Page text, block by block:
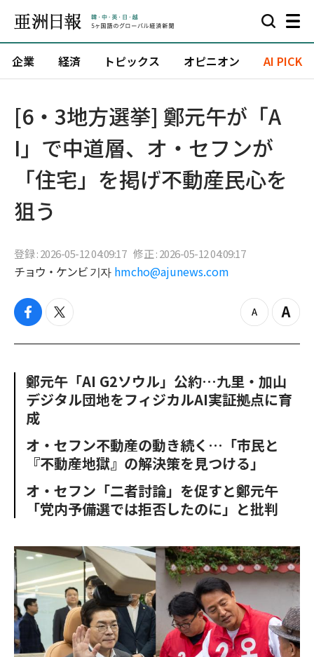
企業 経済 トピックス オピニオン AI PICK
[6・3地方選挙] 鄭元午が「A
I」で中道層、オ・セフンが
「住宅」を掲げ不動産民心を
狙う
登録 : 2026-05-12 04:09:17 修正 : 2026-05-12 04:09:17
チョウ・ケンビ 기자 hmcho@ajunews.com
f
c
o
o
k
t
i
e
r
z
o
u
t
Z
o
鄭元午「AI G2ソウル」公約…九里・加山
デジタル団地をフィジカルAI実証拠点に育
成
オ・セフン不動産の動き続く…「市民と
『不動産地獄』の解決策を見つける」
オ・セフン「二者討論」を促すと鄭元午
「党内予備選では拒否したのに」と批判